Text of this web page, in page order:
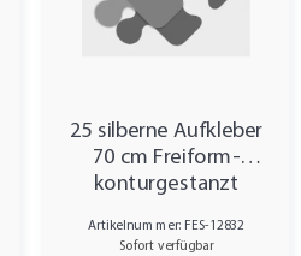
25 silberne Aufkleber
70 cm Freiform-
konturgestanzt
Artikelnummer: FES-12832
Sofort verfügbar